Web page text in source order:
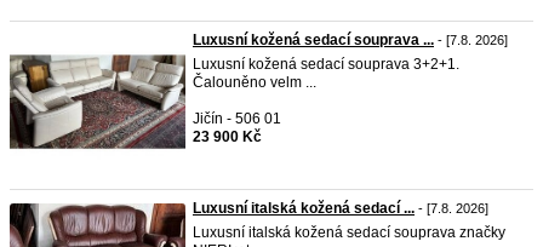
Luxusní kožená sedací souprava ... - [7.8. 2026]
Luxusní kožená sedací souprava 3+2+1.
Čalouněno velm ...
Jičín - 506 01
23 900 Kč
Luxusní italská kožená sedací ... - [7.8. 2026]
Luxusní italská kožená sedací souprava značky